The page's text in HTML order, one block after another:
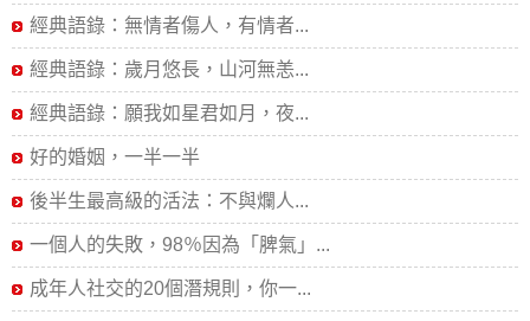
經典語錄：無情者傷人，有情者...
經典語錄：歲月悠長，山河無恙...
經典語錄：願我如星君如月，夜...
好的婚姻，一半一半
後半生最高級的活法：不與爛人...
一個人的失敗，98％因為「脾氣」...
成年人社交的20個潛規則，你一...